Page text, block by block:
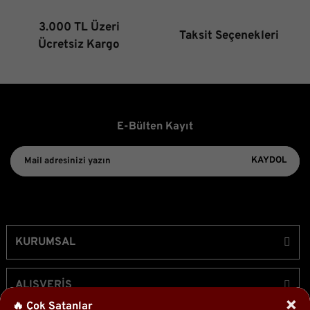
🔥 Çok Satanlar
3.000 TL Üzeri
Ücretsiz Kargo
Taksit Seçenekleri
E-Bülten Kayıt
KAYDOL
KURUMSAL
ALIŞVERİŞ